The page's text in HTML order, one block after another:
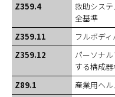
Z359.4
救助シス
全基準
Z359.11
フルボデ
Z359.12
パーソナ
する構成
Z89.1
産業用ヘル